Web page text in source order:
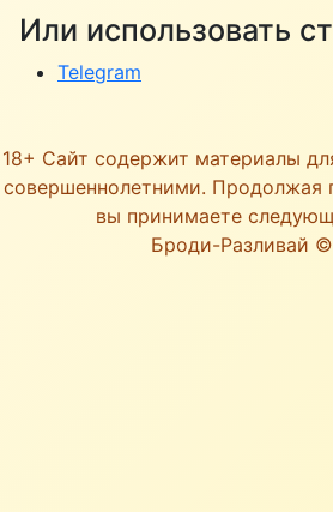
Или использовать
Telegram
18+ Сайт содержит материалы
совершеннолетними. Продолжая
вы принимаете
Броди-Разливай